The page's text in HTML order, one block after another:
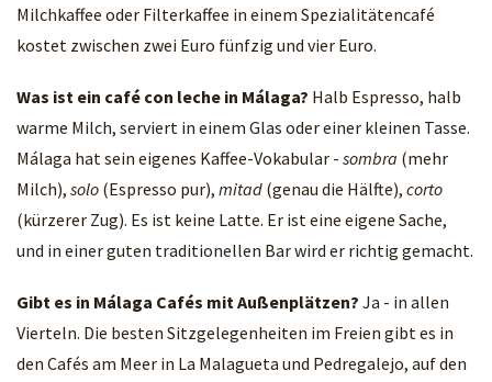
Milchkaffee oder Filterkaffee in einem Spezialitätencafé
kostet zwischen zwei Euro fünfzig und vier Euro.
Was ist ein café con leche in Málaga? Halb Espresso, halb
warme Milch, serviert in einem Glas oder einer kleinen Tasse.
Málaga hat sein eigenes Kaffee-Vokabular - sombra (mehr
Milch), solo (Espresso pur), mitad (genau die Hälfte), corto
(kürzerer Zug). Es ist keine Latte. Er ist eine eigene Sache,
und in einer guten traditionellen Bar wird er richtig gemacht.
Gibt es in Málaga Cafés mit Außenplätzen? Ja - in allen
Vierteln. Die besten Sitzgelegenheiten im Freien gibt es in
den Cafés am Meer in La Malagueta und Pedregalejo, auf den